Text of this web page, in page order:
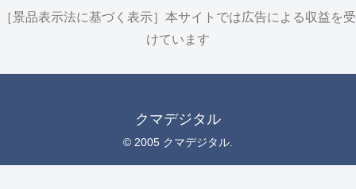
［景品表示法に基づく表示］本サイトでは広告による収益を受
けています
クマデジタル
© 2005 クマデジタル.